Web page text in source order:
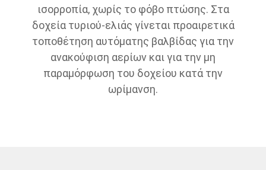
ισορροπία, χωρίς το φόβο πτώσης. Στα
δοχεία τυριού-ελιάς γίνεται προαιρετικά
τοποθέτηση αυτόματης βαλβίδας για την
ανακούφιση αερίων και για την μη
παραμόρφωση του δοχείου κατά την
ωρίμανση.